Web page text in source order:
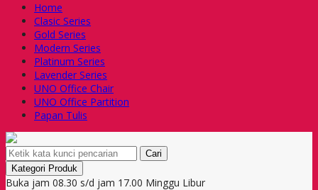
Home
Clasic Series
Gold Series
Modern Series
Platinum Series
Lavender Series
UNO Office Chair
UNO Office Partition
Papan Tulis
Cari
Kategori Produk
Buka jam 08.30 s/d jam 17.00 Minggu Libur